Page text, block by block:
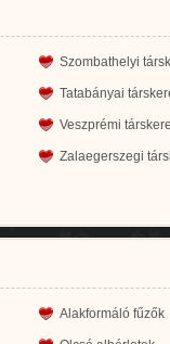
Szombathelyi
Tatabányai
Veszprémi
Zalaegerszegi
Alakformáló fűzők